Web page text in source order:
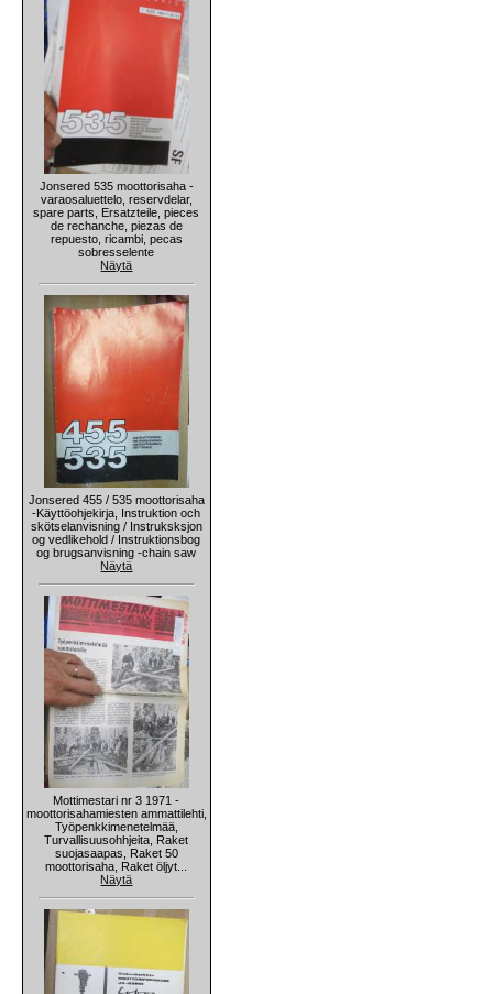
Jonsered 535 moottorisaha -
varaosaluettelo, reservdelar,
spare parts, Ersatzteile, pieces
de rechanche, piezas de
repuesto, ricambi, pecas
sobresselente
Näytä
Jonsered 455 / 535 moottorisaha
-Käyttöohjekirja, Instruktion och
skötselanvisning / Instruksksjon
og vedlikehold / Instruktionsbog
og brugsanvisning -chain saw
Näytä
Mottimestari nr 3 1971 -
moottorisahamiesten ammattilehti,
Työpenkkimenetelmää,
Turvallisuusohhjeita, Raket
suojasaapas, Raket 50
moottorisaha, Raket öljyt...
Näytä